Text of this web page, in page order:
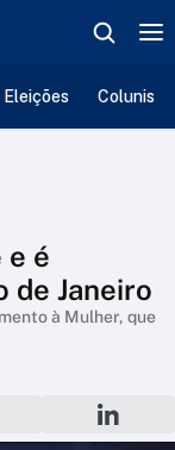
Eleições
e é
de Janeiro
à Mulher, que